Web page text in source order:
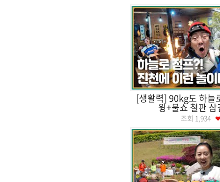
[생활력] 90kg도 하늘
윙+불쇼 철판
조회 1,934